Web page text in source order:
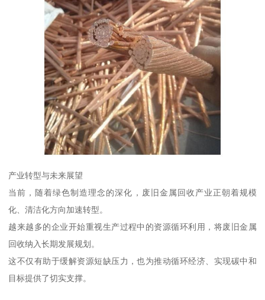
产业转型与未来展望
当前，随着绿色制造理念的深化，废旧金属回收产业正朝着规模
化、清洁化方向加速转型。
越来越多的企业开始重视生产过程中的资源循环利用，将废旧金属
回收纳入长期发展规划。
这不仅有助于缓解资源短缺压力，也为推动循环经济、实现碳中和
目标提供了切实支撑。